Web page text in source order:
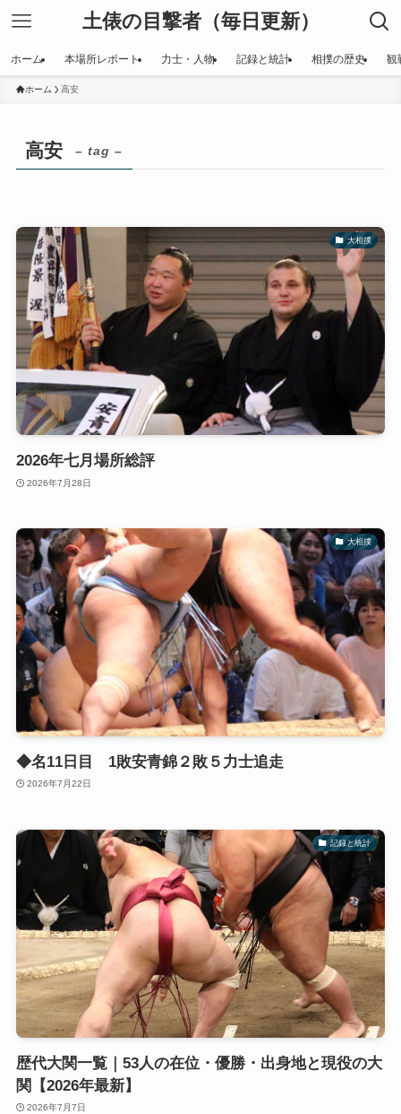
土俵の目撃者（毎日更新）
ホーム 本場所レポート 力士・人物 記録と統計 相撲の歴史 観
ホーム 高安
高安 – tag –
大相撲
2026年七月場所総評
2026年7月28日
大相撲
◆名11日目 1敗安青錦２敗５力士追走
2026年7月22日
記録と統計
歴代大関一覧｜53人の在位・優勝・出身地と現役の大
関【2026年最新】
2026年7月7日